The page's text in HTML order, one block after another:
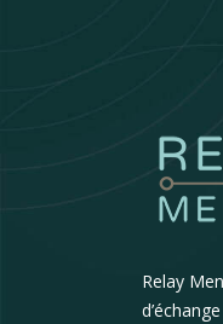
Relay